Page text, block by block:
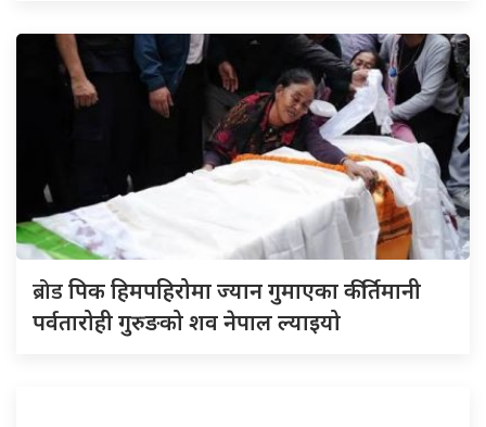
ब्रोडपिक हिमपहिरोमा ज्यान गुमाएका कीर्तिमानी
पर्वतारोही गुरुङको शव नेपाल ल्याइयो